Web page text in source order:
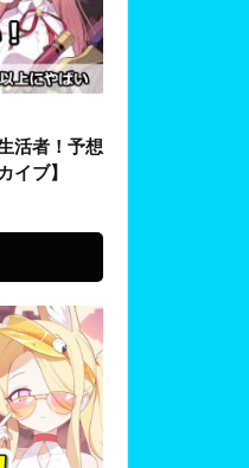
活者！予想
イブ】